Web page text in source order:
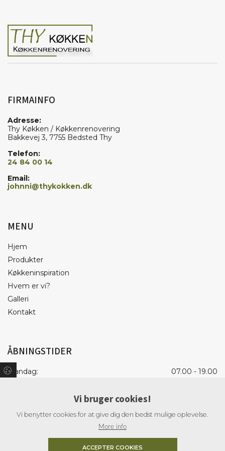
FIRMAINFO
Adresse:
Thy Køkken / Køkkenrenovering
Bakkevej 3, 7755 Bedsted Thy
Telefon:
24 84 00 14
Email:
johnni@thykokken.dk
MENU
Hjem
Produkter
Køkkeninspiration
Hvem er vi?
Galleri
Kontakt
ÅBNINGSTIDER
Mandag:
07.00 - 19.00
Torsdag:
07.00 - 19.00
09.00 - 15.00
Vi bruger cookies!
Vi benytter cookies for at give dig den bedst mulige oplevelse.
More info
ACCEPTER COOKIES